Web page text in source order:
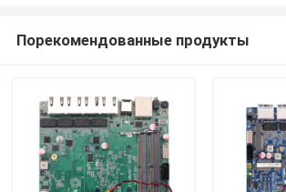
Порекомендованные продукты